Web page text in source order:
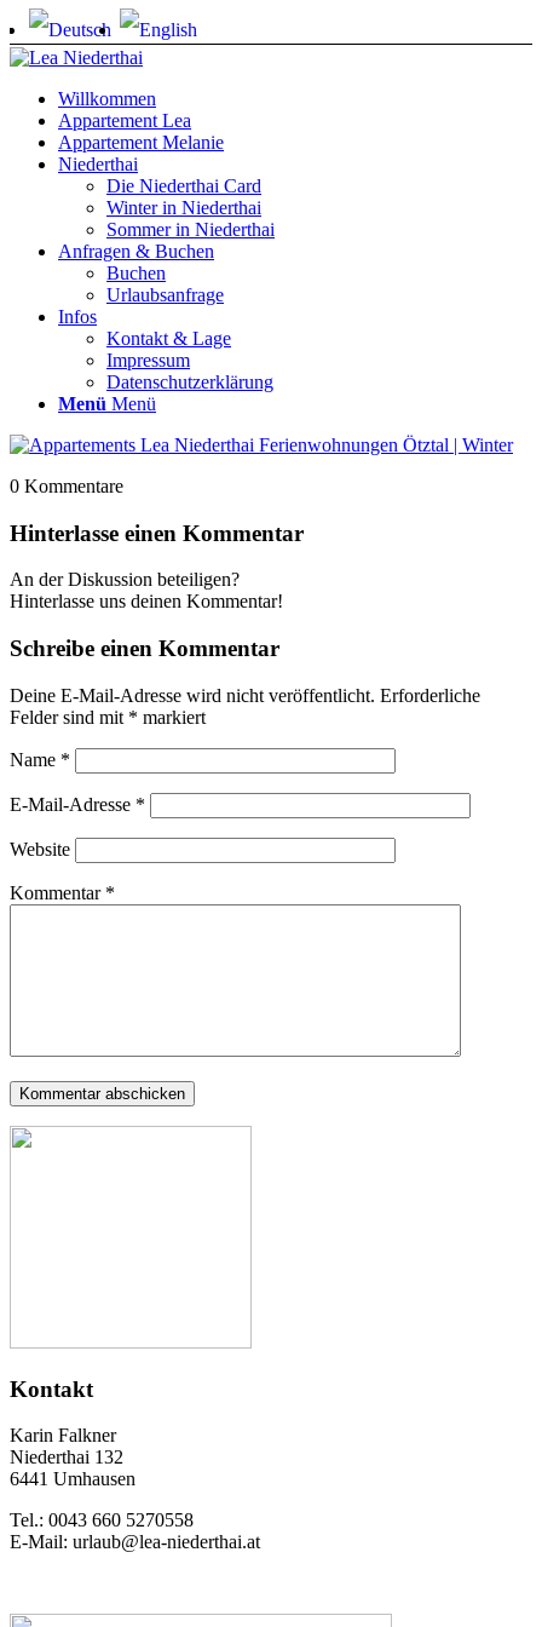
Willkommen
Appartement Lea
Appartement Melanie
Niederthai
Die Niederthai Card
Winter in Niederthai
Sommer in Niederthai
Anfragen & Buchen
Buchen
Urlaubsanfrage
Infos
Kontakt & Lage
Impressum
Datenschutzerklärung
Menü Menü
0 Kommentare
Hinterlasse einen Kommentar
An der Diskussion beteiligen?
Hinterlasse uns deinen Kommentar!
Schreibe einen Kommentar
Deine E-Mail-Adresse wird nicht veröffentlicht. Erforderliche
Felder sind mit * markiert
Name *
E-Mail-Adresse *
Website
Kommentar *
Kontakt
Karin Falkner
Niederthai 132
6441 Umhausen
Tel.: 0043 660 5270558
E-Mail: urlaub@lea-niederthai.at